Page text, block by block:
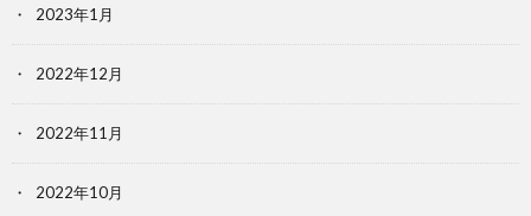
2023年1月
2022年12月
2022年11月
2022年10月